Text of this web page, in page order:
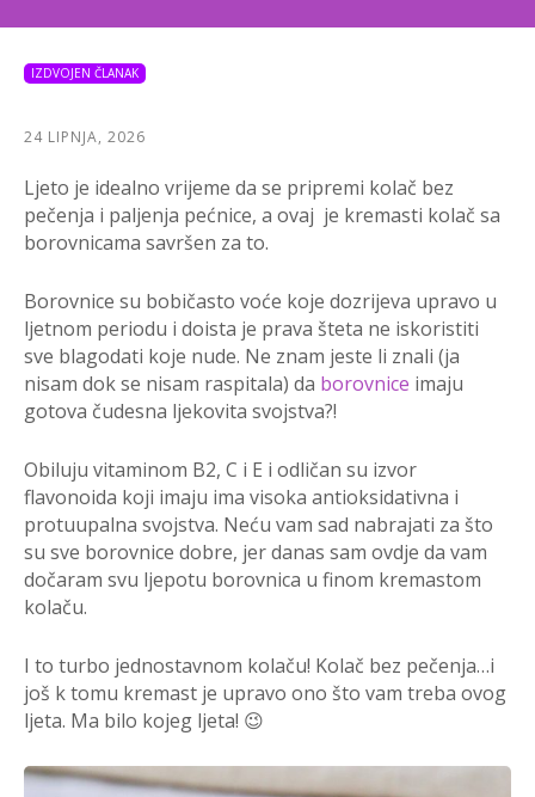
IZDVOJEN ČLANAK
24 LIPNJA, 2026
Ljeto je idealno vrijeme da se pripremi kolač bez
pečenja i paljenja pećnice, a ovaj je kremasti kolač sa
borovnicama savršen za to.
Borovnice su bobičasto voće koje dozrijeva upravo u
ljetnom periodu i doista je prava šteta ne iskoristiti
sve blagodati koje nude. Ne znam jeste li znali (ja
nisam dok se nisam raspitala) da borovnice imaju
gotova čudesna ljekovita svojstva?!
Obiluju vitaminom B2, C i E i odličan su izvor
flavonoida koji imaju ima visoka antioksidativna i
protuupalna svojstva. Neću vam sad nabrajati za što
su sve borovnice dobre, jer danas sam ovdje da vam
dočaram svu ljepotu borovnica u finom kremastom
kolaču.
I to turbo jednostavnom kolaču! Kolač bez pečenja…i
još k tomu kremast je upravo ono što vam treba ovog
ljeta. Ma bilo kojeg ljeta! 😉